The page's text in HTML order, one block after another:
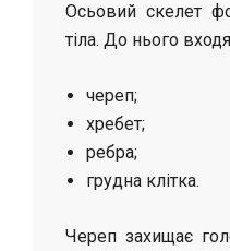
Осьовий скелет
тіла. До нього
череп;
хребет;
ребра;
грудна клітка.
Череп захищає